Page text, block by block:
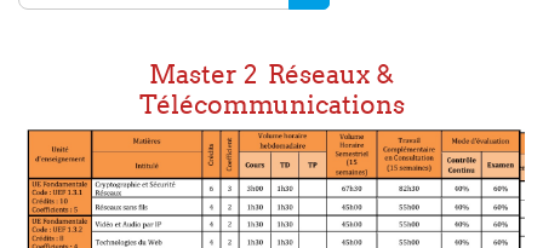
RECHERCHER DES
Master 2 Réseaux &
Télécommunications